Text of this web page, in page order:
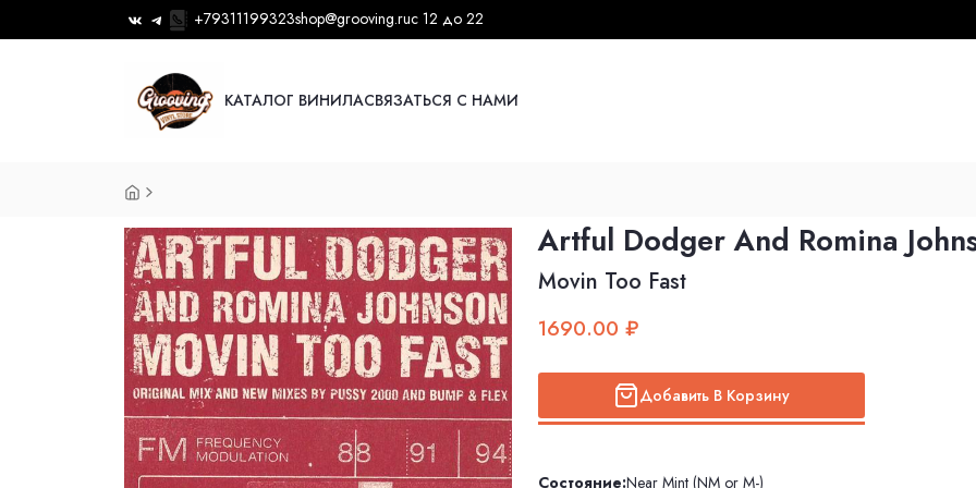
+79311199323shop@grooving.ruс 12 до 22
КАТАЛОГ ВИНИЛАСВЯЗАТЬСЯ С НАМИ
Artful Dodger And Romina
Movin Too Fast
1690.00 ₽
Добавить В Корзину
Состояние:Near Mint (NM or M-)